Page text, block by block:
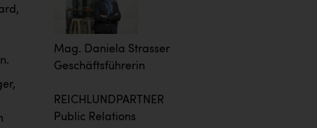
Mag. Daniela Strasser
Geschäftsführerin
REICHLUNDPARTNER
Public Relations